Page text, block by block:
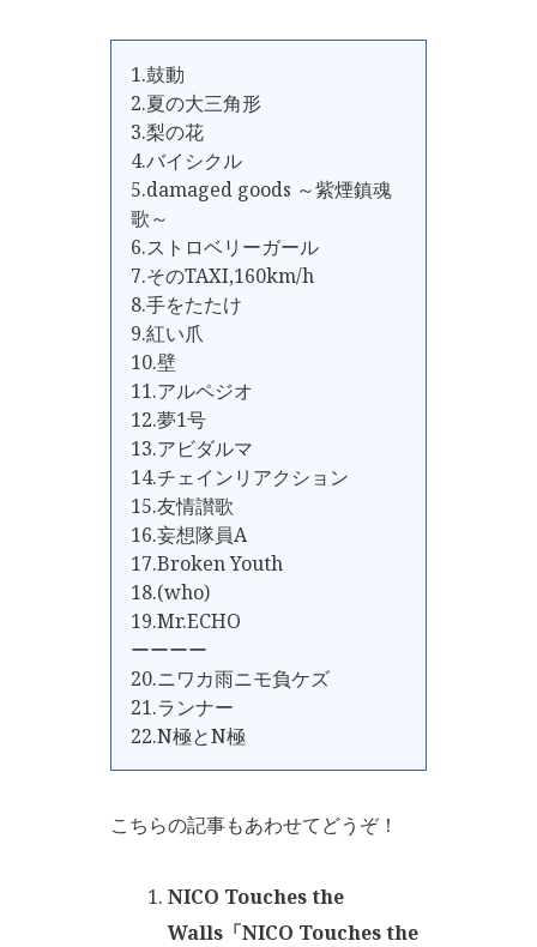
1.鼓動
2.夏の大三角形
3.梨の花
4.バイシクル
5.damaged goods ～紫煙鎮魂
歌～
6.ストロベリーガール
7.そのTAXI,160km/h
8.手をたたけ
9.紅い爪
10.壁
11.アルペジオ
12.夢1号
13.アビダルマ
14.チェインリアクション
15.友情讃歌
16.妄想隊員A
17.Broken Youth
18.(who)
19.Mr.ECHO
ーーーー
20.ニワカ雨ニモ負ケズ
21.ランナー
22.N極とN極
こちらの記事もあわせてどうぞ！
NICO Touches the
Walls「NICO Touches the